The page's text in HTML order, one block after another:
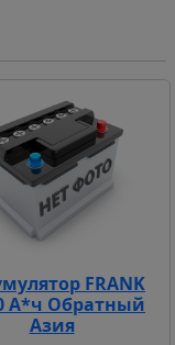
FRANK
А*ч Обратный
Азия